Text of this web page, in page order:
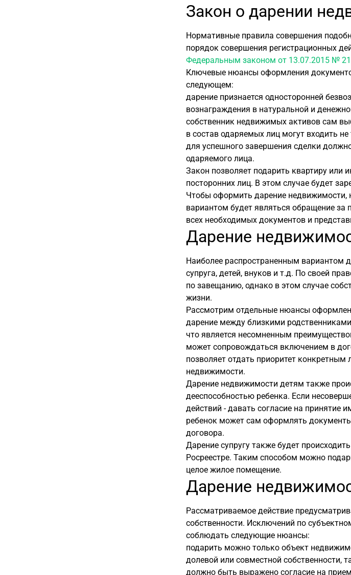
Закон о дарении
Нормативные правила совершения
порядок совершения регистрационных
Федеральным законом от 13.07.2015 №
Ключевые нюансы оформления
следующем:
дарение признается односторонней
вознаграждения в натуральной и
собственник недвижимых активов сам
в состав одаряемых лиц могут входить
для успешного завершения сделки
одаряемого лица.
Закон позволяет подарить квартиру или
посторонних лиц. В этом случае будет
Чтобы оформить дарение
вариантом будет являться обращение
всех необходимых документов и
Дарение
Наиболее распространенным вариантом
супруга, детей, внуков и т.д. По своей
по завещанию, однако в этом случае
жизни.
Рассмотрим отдельные нюансы
дарение между близкими
что является несомненным
может сопровождаться включением в
позволяет отдать приоритет
недвижимости.
Дарение недвижимости детям также
дееспособностью ребенка. Если
действий - давать согласие на принятие
ребенок может сам оформлять документы
договора.
Дарение супругу также будет
Росреестре. Таким способом можно
целое жилое помещение.
Дарение
Рассматриваемое действие
собственности. Исключений по
соблюдать следующие нюансы:
подарить можно только объект
долевой или совместной собственности,
должно быть выражено согласие на